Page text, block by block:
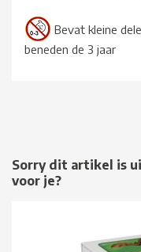
Bevat kleine
beneden de 3 jaar
Sorry dit artikel is
voor je?